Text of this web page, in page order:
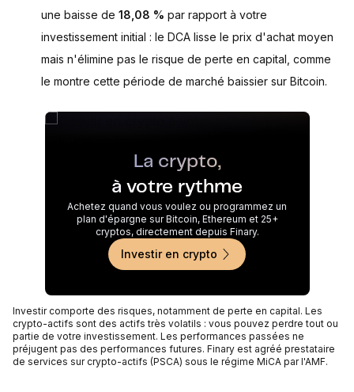
une baisse de 18,08 % par rapport à votre
investissement initial : le DCA lisse le prix d'achat moyen
mais n'élimine pas le risque de perte en capital, comme
le montre cette période de marché baissier sur Bitcoin.
La crypto,
à votre rythme
Achetez quand vous voulez ou programmez un
plan d'épargne sur Bitcoin, Ethereum et 25+
cryptos, directement depuis Finary.
Investir en crypto
Investir comporte des risques, notamment de perte en capital. Les
crypto-actifs sont des actifs très volatils : vous pouvez perdre tout ou
partie de votre investissement. Les performances passées ne
préjugent pas des performances futures. Finary est agréé prestataire
de services sur crypto-actifs (PSCA) sous le régime MiCA par l'AMF.